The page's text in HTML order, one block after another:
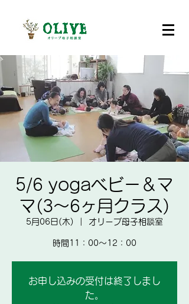
5/6 yogaベビー＆マ
マ(3～6ヶ月クラス)
5月06日(木) オリーブ母子相談室
時間11：00～12：00
お申し込みの受付は終了しまし
た。